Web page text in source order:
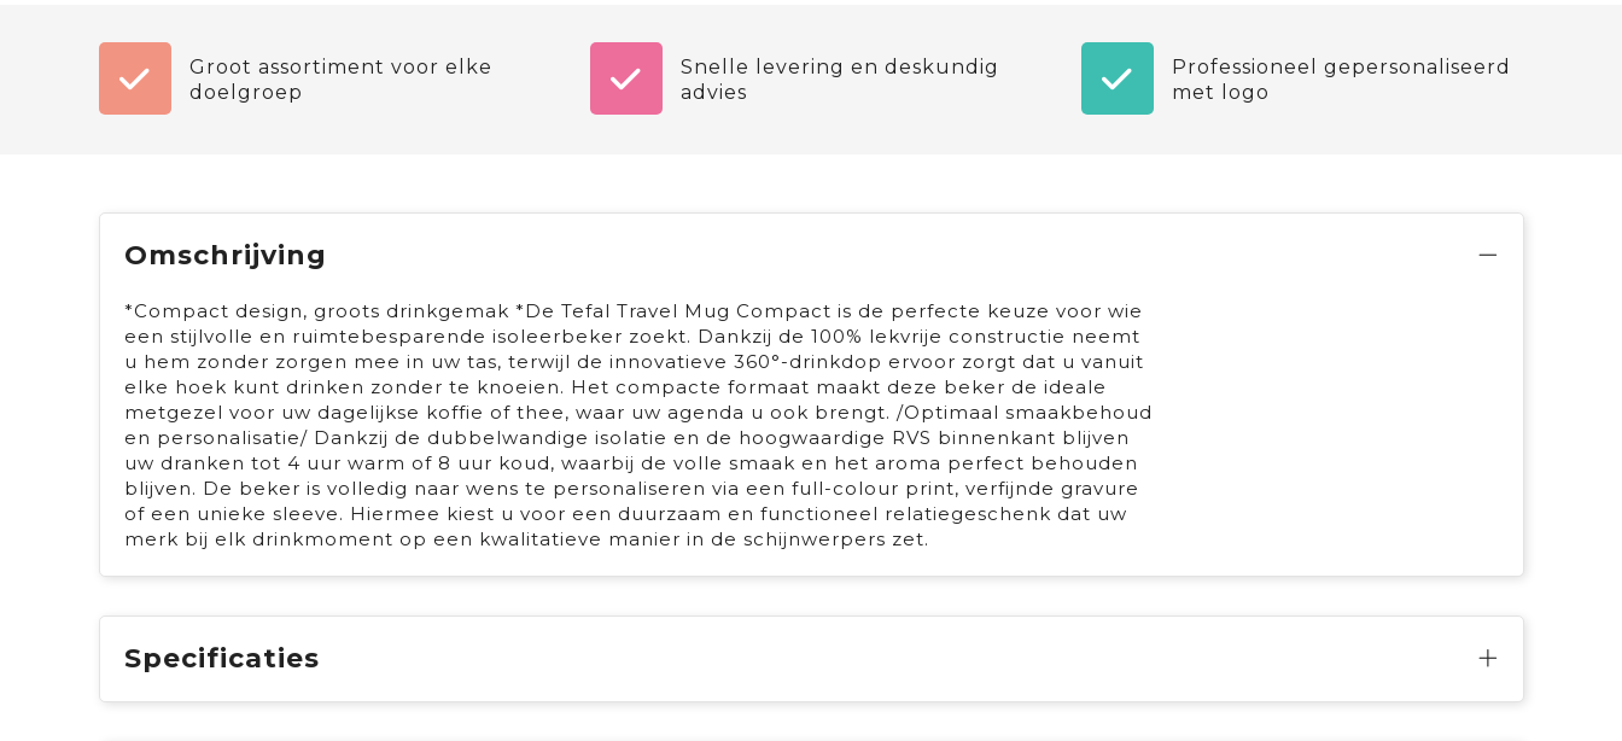
Groot assortiment voor elke
doelgroep
Snelle levering en deskundig
advies
Professioneel gepersonaliseerd
met logo
Omschrijving
*Compact design, groots drinkgemak *De Tefal Travel Mug Compact is de perfecte keuze voor wie
een stijlvolle en ruimtebesparende isoleerbeker zoekt. Dankzij de 100% lekvrije constructie neemt
u hem zonder zorgen mee in uw tas, terwijl de innovatieve 360°-drinkdop ervoor zorgt dat u vanuit
elke hoek kunt drinken zonder te knoeien. Het compacte formaat maakt deze beker de ideale
metgezel voor uw dagelijkse koffie of thee, waar uw agenda u ook brengt. /Optimaal smaakbehoud
en personalisatie/ Dankzij de dubbelwandige isolatie en de hoogwaardige RVS binnenkant blijven
uw dranken tot 4 uur warm of 8 uur koud, waarbij de volle smaak en het aroma perfect behouden
blijven. De beker is volledig naar wens te personaliseren via een full-colour print, verfijnde gravure
of een unieke sleeve. Hiermee kiest u voor een duurzaam en functioneel relatiegeschenk dat uw
merk bij elk drinkmoment op een kwalitatieve manier in de schijnwerpers zet. ​
Specificaties